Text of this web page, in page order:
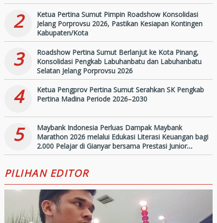
2
Ketua Pertina Sumut Pimpin Roadshow Konsolidasi
Jelang Porprovsu 2026, Pastikan Kesiapan Kontingen
Kabupaten/Kota
3
Roadshow Pertina Sumut Berlanjut ke Kota Pinang,
Konsolidasi Pengkab Labuhanbatu dan Labuhanbatu
Selatan Jelang Porprovsu 2026
4
Ketua Pengprov Pertina Sumut Serahkan SK Pengkab
Pertina Madina Periode 2026–2030
5
Maybank Indonesia Perluas Dampak Maybank
Marathon 2026 melalui Edukasi Literasi Keuangan bagi
2.000 Pelajar di Gianyar bersama Prestasi Junior
Indonesia
PILIHAN EDITOR